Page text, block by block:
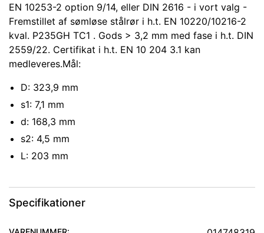
EN 10253-2 option 9/14, eller DIN 2616 - i vort valg -
Fremstillet af sømløse stålrør i h.t. EN 10220/10216-2
kval. P235GH TC1 . Gods > 3,2 mm med fase i h.t. DIN
2559/22. Certifikat i h.t. EN 10 204 3.1 kan
medleveres.Mål:
D: 323,9 mm
s1: 7,1 mm
d: 168,3 mm
s2: 4,5 mm
L: 203 mm
Specifikationer